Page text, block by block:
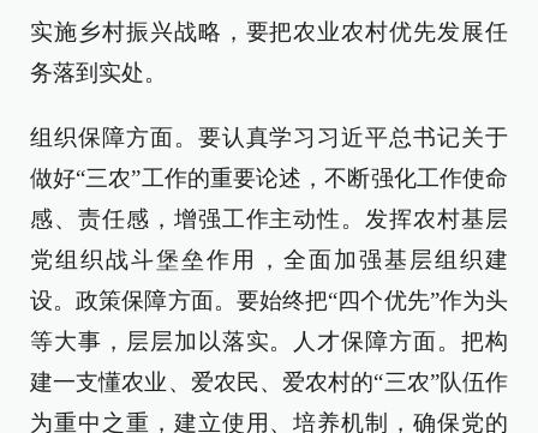
实施乡村振兴战略，要把农业农村优先发展任
务落到实处。
组织保障方面。要认真学习习近平总书记关于
做好“三农”工作的重要论述，不断强化工作使命
感、责任感，增强工作主动性。发挥农村基层
党组织战斗堡垒作用，全面加强基层组织建
设。政策保障方面。要始终把“四个优先”作为头
等大事，层层加以落实。人才保障方面。把构
建一支懂农业、爱农民、爱农村的“三农”队伍作
为重中之重，建立使用、培养机制，确保党的